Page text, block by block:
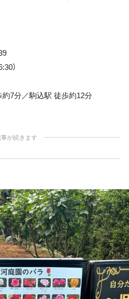
）
約7分／駒込駅 徒歩約12分
が続きます